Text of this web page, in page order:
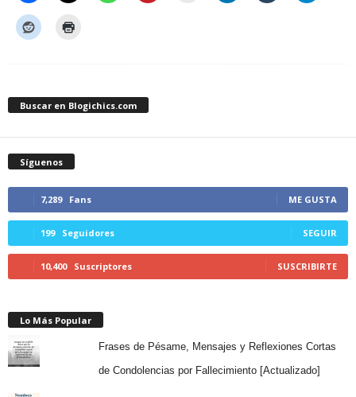
Buscar en Blogichics.com
Síguenos
7,289 Fans ME GUSTA
199 Seguidores SEGUIR
10,400 Suscriptores SUSCRIBIRTE
Lo Más Popular
Frases de Pésame, Mensajes y Reflexiones Cortas
de Condolencias por Fallecimiento [Actualizado]